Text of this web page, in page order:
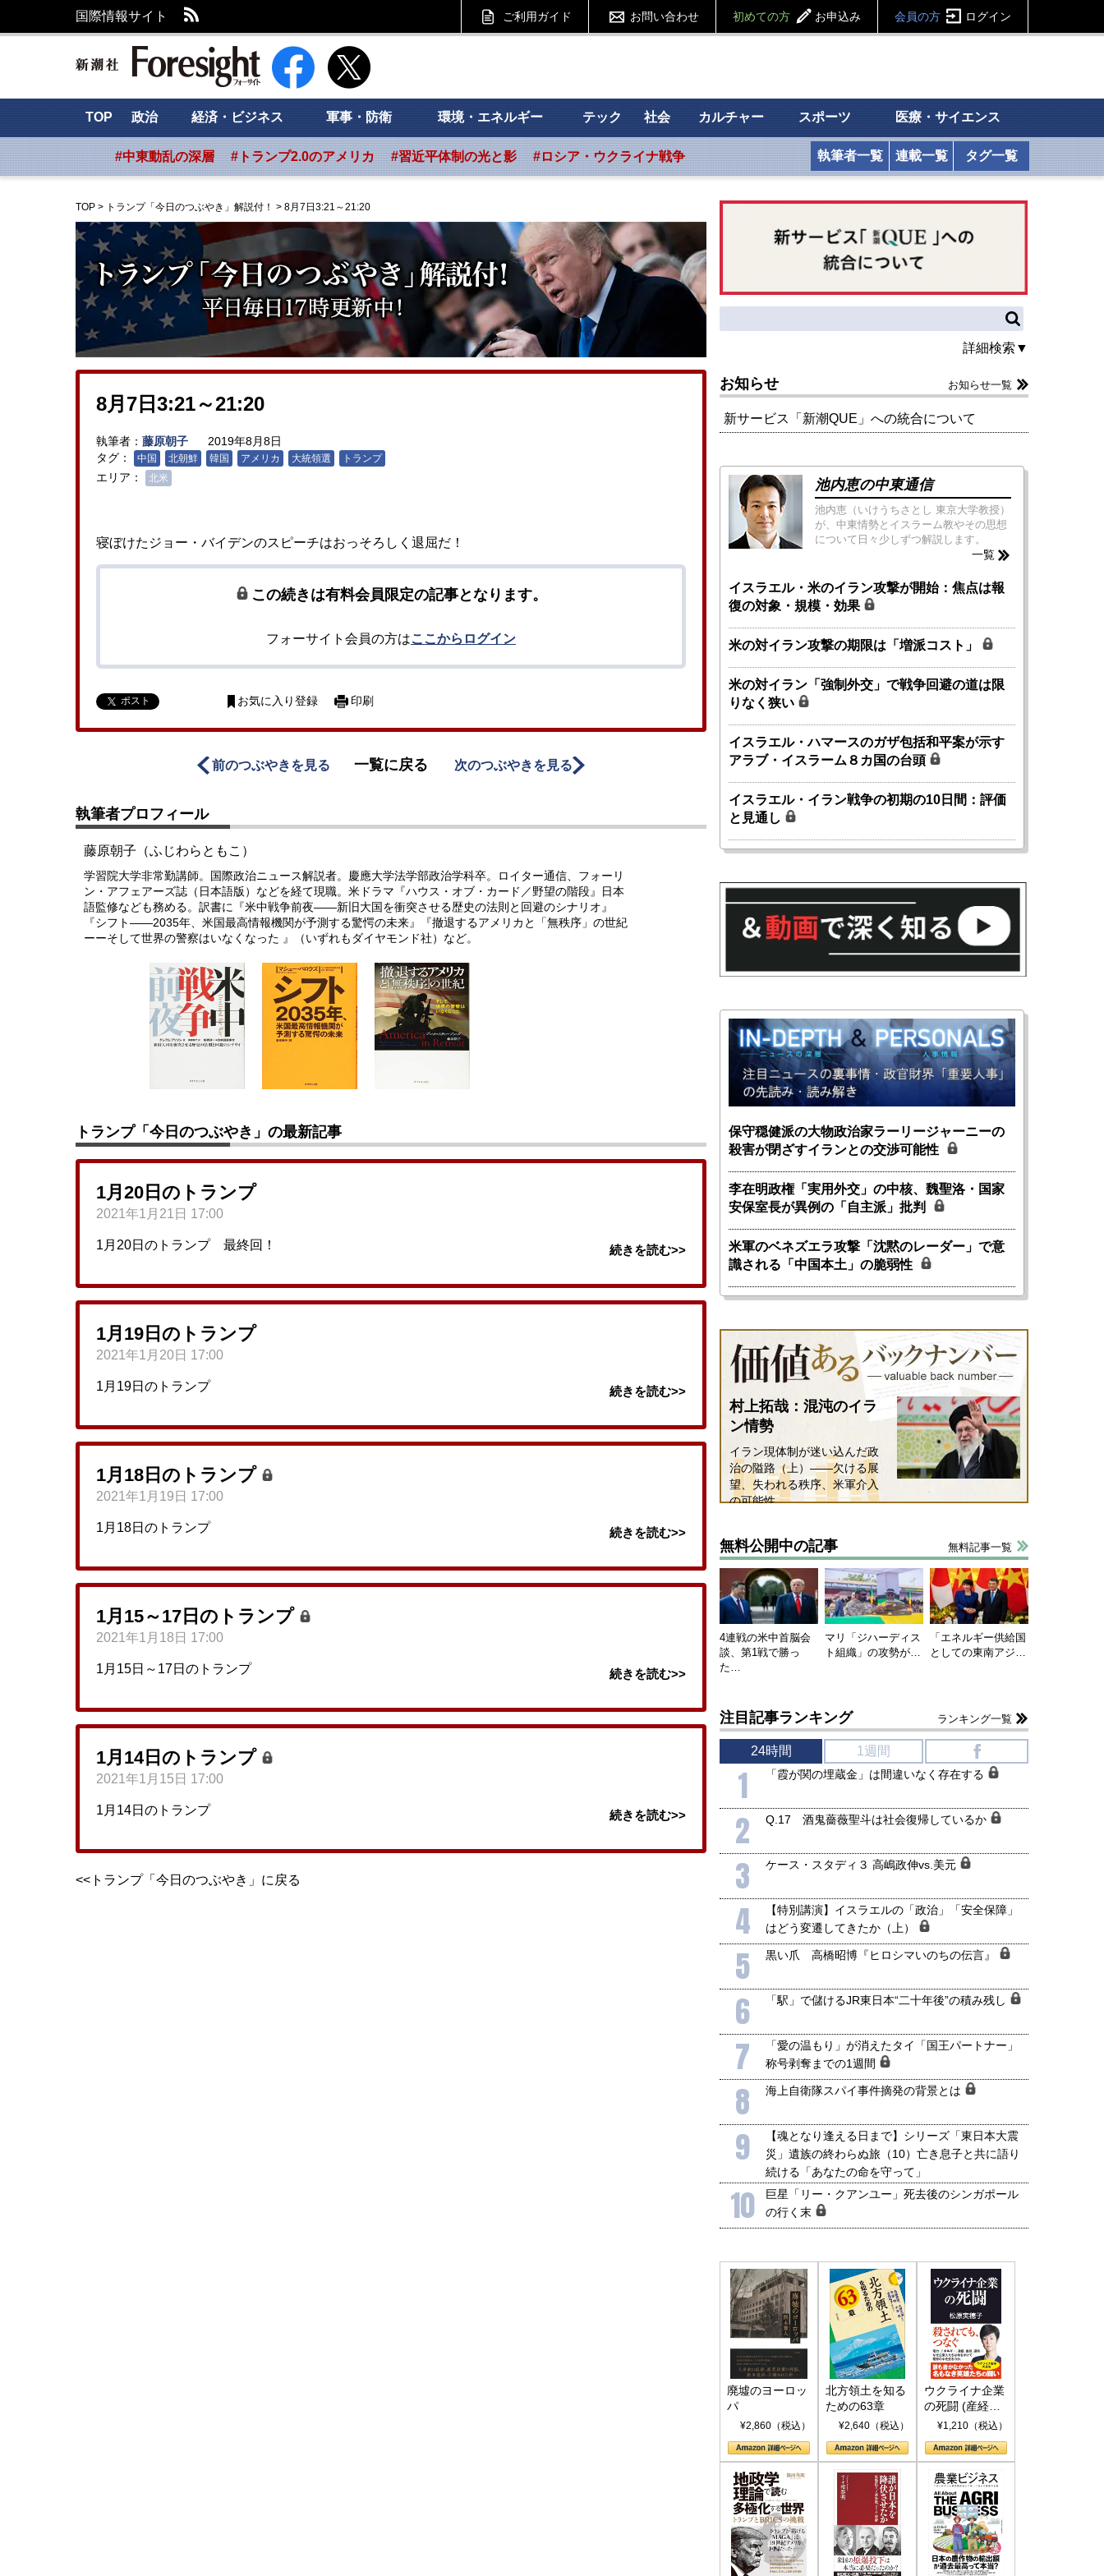
国際情報サイト ご利用ガイド お問い合わせ 初めての方 お申込み 会員の方 ログイン
新潮社 Foresight フォーサイト
TOP 政治 経済・ビジネス 軍事・防衛 環境・エネルギー テック 社会 カルチャー スポーツ 医療・サイエンス
#中東動乱の深層 #トランプ2.0のアメリカ #習近平体制の光と影 #ロシア・ウクライナ戦争 執筆者一覧 連載一覧 タグ一覧
TOP > トランプ「今日のつぶやき」解説付！ > 8月7日3:21～21:20
8月7日3:21～21:20
執筆者： 藤原朝子
2019年8月8日
タグ：
中国 北朝鮮 韓国 アメリカ 大統領選 トランプ
エリア： 北米
寝ぼけたジョー・バイデンのスピーチはおっそろしく退屈だ！
この続きは有料会員限定の記事となります。
フォーサイト会員の方はここからログイン
ポスト お気に入り登録 印刷
前のつぶやきを見る 一覧に戻る 次のつぶやきを見る
執筆者プロフィール
藤原朝子（ふじわらともこ）
学習院大学非常勤講師。国際政治ニュース解説者。慶應大学法学部政治学科卒。ロイター通信、フォーリ
ン・アフェアーズ誌（日本語版）などを経て現職。米ドラマ『ハウス・オブ・カード／野望の階段』日本
語監修なども務める。訳書に『米中戦争前夜――新旧大国を衝突させる歴史の法則と回避のシナリオ』
『シフト――2035年、米国最高情報機関が予測する驚愕の未来』『撤退するアメリカと「無秩序」の世紀
ーーそして世界の警察はいなくなった 』（いずれもダイヤモンド社）など。
トランプ「今日のつぶやき」の最新記事
1月20日のトランプ
2021年1月21日 17:00
1月20日のトランプ 最終回！ 続きを読む>>
1月19日のトランプ
2021年1月20日 17:00
1月19日のトランプ 続きを読む>>
1月18日のトランプ
2021年1月19日 17:00
1月18日のトランプ 続きを読む>>
1月15～17日のトランプ
2021年1月18日 17:00
1月15日～17日のトランプ 続きを読む>>
1月14日のトランプ
2021年1月15日 17:00
1月14日のトランプ 続きを読む>>
<<トランプ「今日のつぶやき」に戻る
詳細検索▼
お知らせ お知らせ一覧
新サービス「新潮QUE」への統合について
池内恵の中東通信
池内恵（いけうちさとし 東京大学教授）
が、中東情勢とイスラーム教やその思想
について日々少しずつ解説します。
一覧
イスラエル・米のイラン攻撃が開始：焦点は報
復の対象・規模・効果
米の対イラン攻撃の期限は「増派コスト」
米の対イラン「強制外交」で戦争回避の道は限
りなく狭い
イスラエル・ハマースのガザ包括和平案が示す
アラブ・イスラーム８カ国の台頭
イスラエル・イラン戦争の初期の10日間：評価
と見通し
保守穏健派の大物政治家ラーリージャーニーの
殺害が閉ざすイランとの交渉可能性
李在明政権「実用外交」の中核、魏聖洛・国家
安保室長が異例の「自主派」批判
米軍のベネズエラ攻撃「沈黙のレーダー」で意
識される「中国本土」の脆弱性
村上拓哉：混沌のイラ
ン情勢
イラン現体制が迷い込んだ政
治の隘路（上）――欠ける展
望、失われる秩序、米軍介入
の可能性
無料公開中の記事 無料記事一覧
4連戦の米中首脳会
談、第1戦で勝っ
た…
マリ「ジハーディス
ト組織」の攻勢が…
「エネルギー供給国
としての東南アジ…
注目記事ランキング ランキング一覧
24時間 1週間
1 「霞が関の埋蔵金」は間違いなく存在する
2 Q.17 酒鬼薔薇聖斗は社会復帰しているか
3 ケース・スタディ３ 高嶋政伸vs.美元
4
【特別講演】イスラエルの「政治」「安全保障」
はどう変遷してきたか（上）
5 黒い爪 高橋昭博『ヒロシマいのちの伝言』
6 「駅」で儲けるJR東日本“二十年後”の積み残し
7
「愛の温もり」が消えたタイ「国王パートナー」
称号剥奪までの1週間
8 海上自衛隊スパイ事件摘発の背景とは
9
【魂となり逢える日まで】シリーズ「東日本大震
災」遺族の終わらぬ旅（10）亡き息子と共に語り
続ける「あなたの命を守って」
10
巨星「リー・クアンユー」死去後のシンガポール
の行く末
廃墟のヨーロッ
パ
¥2,860（税込）
北方領土を知る
ための63章
¥2,640（税込）
ウクライナ企業
の死闘 (産経セ
レクト S 039)
¥1,210（税込）